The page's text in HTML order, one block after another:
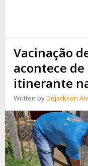
Vacinação
acontece
itinerante
Written byDejackson